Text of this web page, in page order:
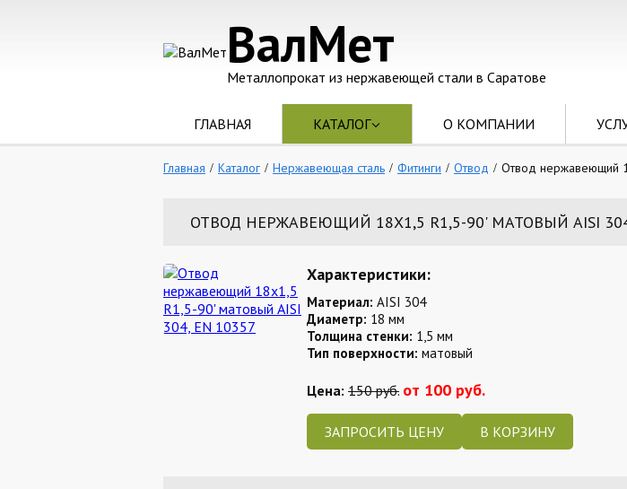
ВалМет
Металлопрокат из нержавеющей стали в Саратове
ГЛАВНАЯ КАТАЛОГ О КОМПАНИИ
Главная Каталог Нержавеющая сталь Фитинги Отвод Отвод нержавеющий
ОТВОД НЕРЖАВЕЮЩИЙ 18Х1,5 R1,5-90' МАТОВЫЙ AISI
Характеристики:
Материал: AISI 304
Диаметр: 18 мм
Толщина стенки: 1,5 мм
Тип поверхности: матовый
Цена: 150 руб. от 100 руб.
ЗАПРОСИТЬ ЦЕНУ